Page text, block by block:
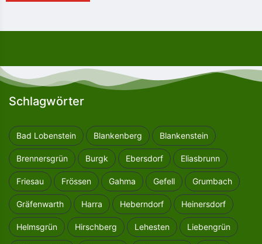
Schlagwörter
Bad Lobenstein Blankenberg Blankenstein
Brennersgrün Burgk Ebersdorf Eliasbrunn
Friesau Frössen Gahma Gefell Grumbach
Gräfenwarth Harra Heberndorf Heinersdorf
Helmsgrün Hirschberg Lehesten Liebengrün